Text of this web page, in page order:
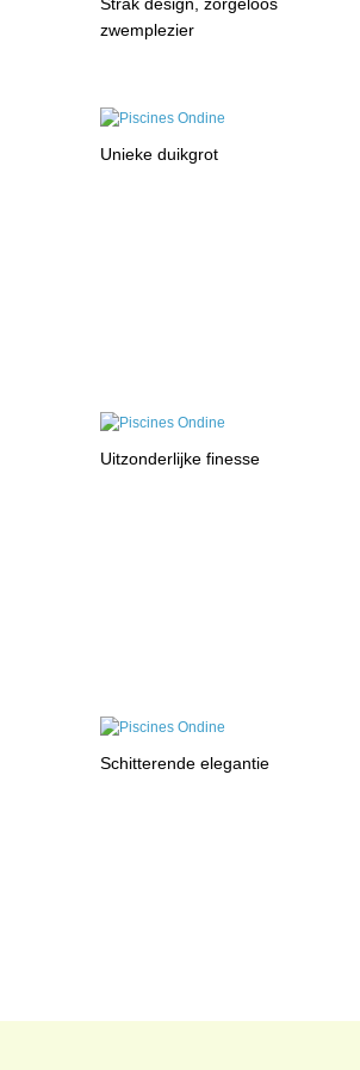
zwemplezier
Unieke duikgrot
Uitzonderlijke finesse
Schitterende elegantie